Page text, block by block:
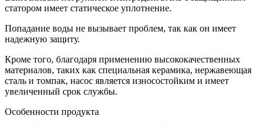
статором имеет статическое уплотнение.
Попадание воды не вызывает проблем, так как он имеет
надежную защиту.
Кроме того, благодаря применению высококачественных
материалов, таких как специальная керамика, нержавеющая
сталь и томпак, насос является износостойким и имеет
увеличенный срок службы.
Особенности продукта